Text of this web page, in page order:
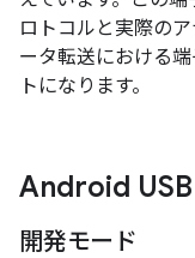
ロトコルと実際の
ータ転送における
トになります。
Android
開発モード